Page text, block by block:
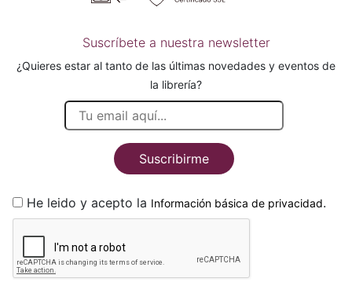
Suscríbete a nuestra newsletter
¿Quieres estar al tanto de las últimas novedades y eventos de
la librería?
Suscribirme
He leido y acepto la Información básica de privacidad.